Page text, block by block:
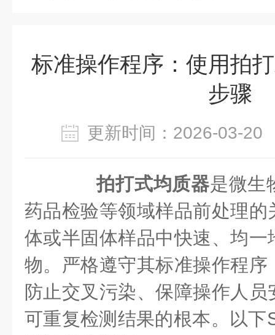
标准操作程序：使用拍
步骤
更新时间：2026-03-
拍打式均质器是微生
药品检验等领域样品前处理
体或半固体样品中快速、均
物。严格遵守其标准操作程
防止交叉污染、保障操作人
可重复检测结果的根本。以下